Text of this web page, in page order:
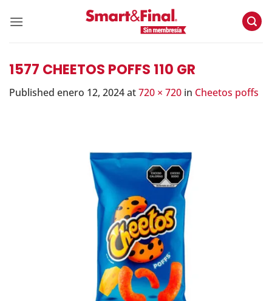
1577 CHEETOS POFFS 110 GR
Published enero 12, 2024at720 × 720 in Cheetos poffs